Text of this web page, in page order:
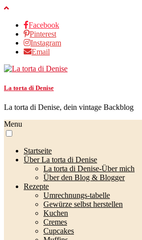
Facebook
Pinterest
Instagram
Email
La torta di Denise
La torta di Denise, dein vintage Backblog
Menu
Startseite
Über La torta di Denise
La torta di Denise-Über mich
Über den Blog & Blogger
Rezepte
Umrechnungs-tabelle
Gewürze selbst herstellen
Kuchen
Cremes
Cupcakes